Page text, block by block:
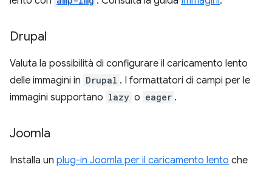
Drupal
Valuta la possibilità di configurare il caricamento lento
delle immagini in Drupal . I formattatori di campi per le
immagini supportano lazy o eager .
Joomla
Installa un plug-in Joomla per il caricamento lento che